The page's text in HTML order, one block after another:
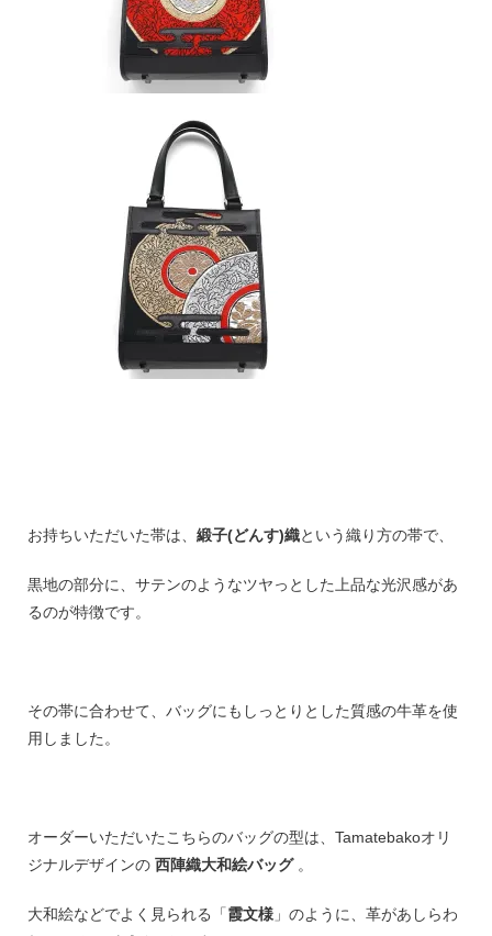
お持ちいただいた帯は、緞子(どんす)織という織り方の帯で、
黒地の部分に、サテンのようなツヤっとした上品な光沢感があ
るのが特徴です。
その帯に合わせて、バッグにもしっとりとした質感の牛革を使
用しました。
オーダーいただいたこちらのバッグの型は、Tamatebakoオリ
ジナルデザインの西陣織大和絵バッグ。
大和絵などでよく見られる「霞文様 」のように、革があしらわ